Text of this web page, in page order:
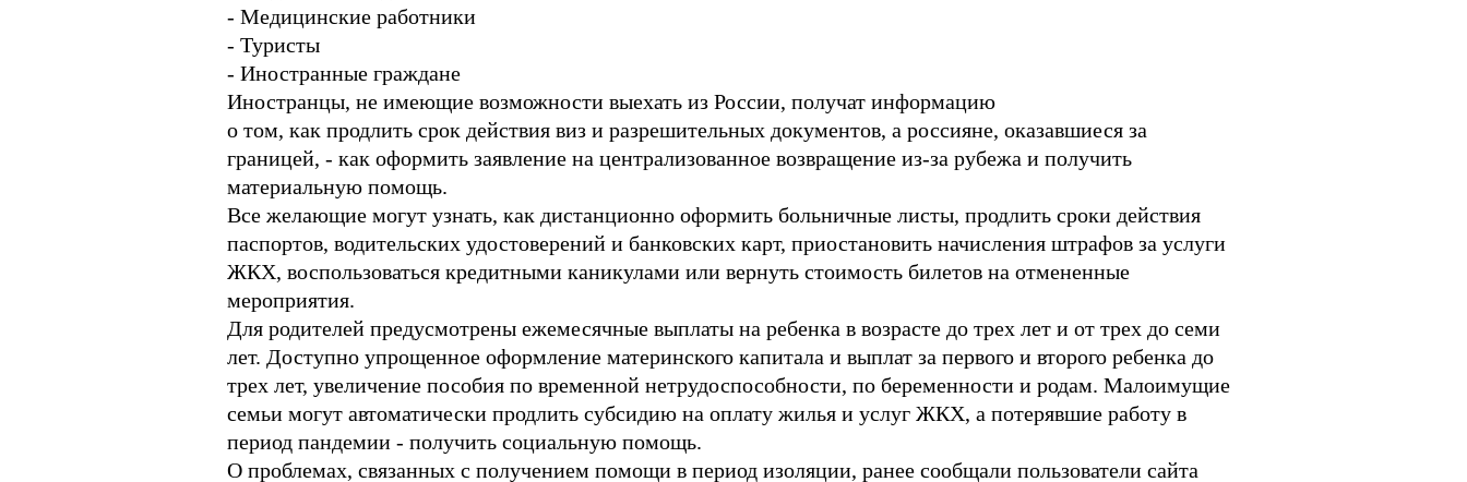
- Медицинские работники
- Туристы
- Иностранные граждане
Иностранцы, не имеющие возможности выехать из России, получат информацию
о том, как продлить срок действия виз и разрешительных документов, а россияне, оказавшиеся за
границей, - как оформить заявление на централизованное возвращение из-за рубежа и получить
материальную помощь.
Все желающие могут узнать, как дистанционно оформить больничные листы, продлить сроки действия
паспортов, водительских удостоверений и банковских карт, приостановить начисления штрафов за услуги
ЖКХ, воспользоваться кредитными каникулами или вернуть стоимость билетов на отмененные
мероприятия.
Для родителей предусмотрены ежемесячные выплаты на ребенка в возрасте до трех лет и от трех до семи
лет. Доступно упрощенное оформление материнского капитала и выплат за первого и второго ребенка до
трех лет, увеличение пособия по временной нетрудоспособности, по беременности и родам. Малоимущие
семьи могут автоматически продлить субсидию на оплату жилья и услуг ЖКХ, а потерявшие работу в
период пандемии - получить социальную помощь.
О проблемах, связанных с получением помощи в период изоляции, ранее сообщали пользователи сайта